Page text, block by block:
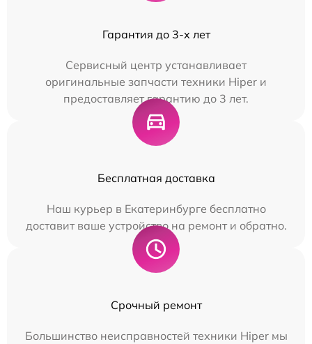
Гарантия до 3-х лет
Сервисный центр устанавливает
оригинальные запчасти техники Hiper и
предоставляет гарантию до 3 лет.
Бесплатная доставка
Наш курьер в Екатеринбурге бесплатно
доставит ваше устройство на ремонт и обратно.
Срочный ремонт
Большинство неисправностей техники Hiper мы